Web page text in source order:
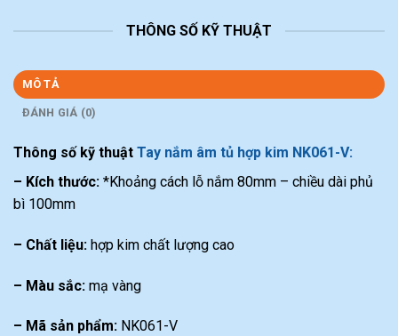
THÔNG SỐ KỸ THUẬT
MÔ TẢ
ĐÁNH GIÁ (0)
Thông số kỹ thuật Tay nắm âm tủ hợp kim NK061-V:
– Kích thước: *Khoảng cách lỗ nắm 80mm – chiều dài phủ
bì 100mm
– Chất liệu: hợp kim chất lượng cao
– Màu sắc: mạ vàng
– Mã sản phẩm: NK061-V